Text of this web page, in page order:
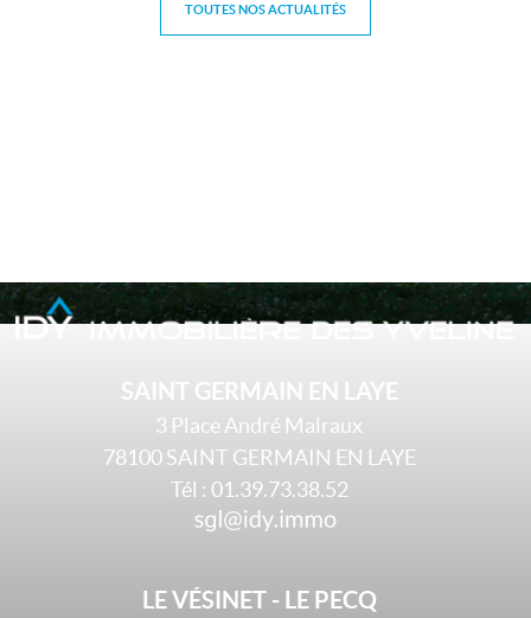
TOUTES NOS ACTUALITÉS
SAINT GERMAIN EN LAYE
3 Place André Malraux
78100SAINT GERMAIN EN LAYE
Tél : 01.39.73.38.52
LE VÉSINET - LE PECQ